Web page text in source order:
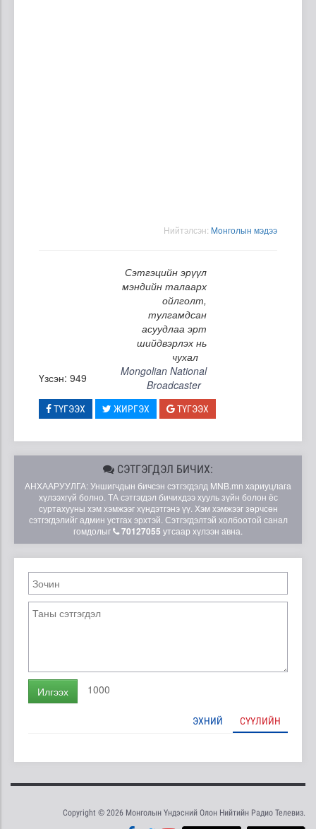
Нийтэлсэн: Moнголын мэдээ
Сэтгэцийн эрүүл
мэндийн талаарх
ойлголт,
тулгамдсан
асуудлаа эрт
шийдвэрлэх нь
чухал
Үзсэн: 949
Mongolian National
Broadcaster
ТҮГЭЭХ ЖИРГЭХ ТҮГЭЭХ
СЭТГЭГДЭЛ БИЧИХ:
АНХААРУУЛГА: Уншигчдын бичсэн сэтгэгдэлд MNB.mn хариуцлага
хүлээхгүй болно. ТА сэтгэгдэл бичихдээ хууль зүйн болон ёс
суртахууны хэм хэмжээг хүндэтгэнэ үү. Хэм хэмжээг зөрчсөн
сэтгэгдэлийг админ устгах эрхтэй. Сэтгэгдэлтэй холбоотой санал
гомдолыг
70127055 утсаар хүлээн авна.
Илгээх 1000
ЭХНИЙ СҮҮЛИЙН
Copyright © 2026 Монголын Үндэсний Олон Нийтийн Радио Телевиз.